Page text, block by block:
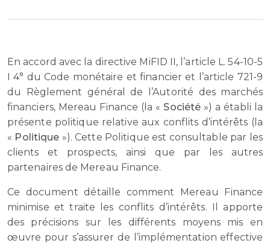
En accord avec la directive MiFID II, l’article L. 54-10-5
I 4° du Code monétaire et financier et l’article 721-9
du Règlement général de l’Autorité des marchés
financiers, Mereau Finance (la « Société») a établi la
présente politique relative aux conflits d’intérêts (la
« Politique »). Cette Politique est consultable par les
clients et prospects, ainsi que par les autres
partenaires de Mereau Finance.
Ce document détaille comment Mereau Finance
minimise et traite les conflits d’intérêts. Il apporte
des précisions sur les différents moyens mis en
œuvre pour s’assurer de l’implémentation effective